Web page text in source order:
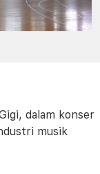
dalam konser
musik